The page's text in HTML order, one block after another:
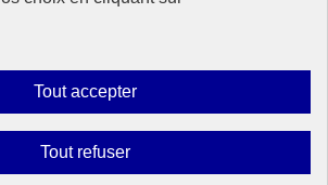
Tout accepterAutoriser
tous
Tout refuserInterdire
tous